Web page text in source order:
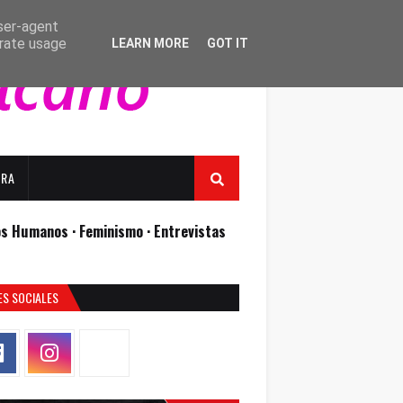
Humanos · Feminismo · Entrevistas
SOCIALES
agent
usage
LEARN MORE GOT IT